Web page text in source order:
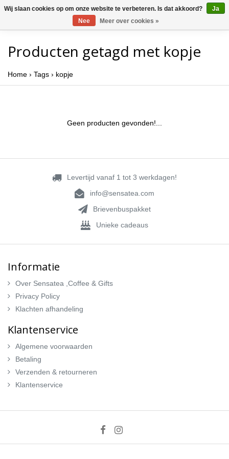
Producten getagd met kopje
Home › Tags › kopje
Geen producten gevonden!...
Levertijd vanaf 1 tot 3 werkdagen!
info@sensatea.com
Brievenbuspakket
Unieke cadeaus
Informatie
Over Sensatea ,Coffee & Gifts
Privacy Policy
Klachten afhandeling
Klantenservice
Algemene voorwaarden
Betaling
Verzenden & retourneren
Klantenservice
Wij slaan cookies op om onze website te verbeteren. Is dat akkoord?
Ja
Nee
Meer over cookies »